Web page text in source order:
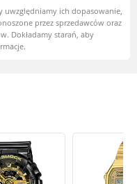
uwzględniamy ich dopasowanie,
przez sprzedawców oraz
Dokładamy starań, aby